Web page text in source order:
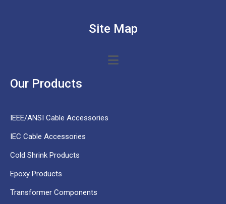
Site Map
Our Products
IEEE/ANSI Cable Accessories
IEC Cable Accessories
Cold Shrink Products
Epoxy Products
Transformer Components